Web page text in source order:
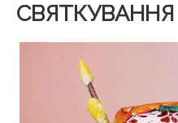
СВЯТКУВАННЯ